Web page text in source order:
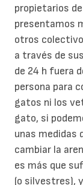
propietarios
presentamos
otros
a través de
de 24 h fuera
persona para
gatos ni los
gato, si
unas medidas
cambiar la
es más que
(o silvestres),